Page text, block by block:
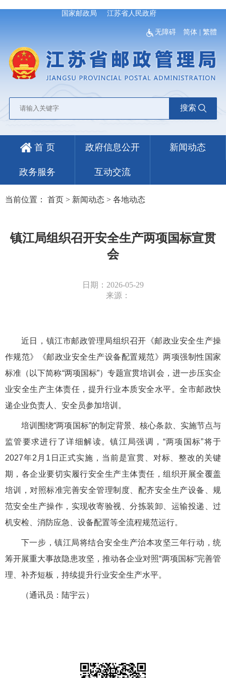
国家邮政局 江苏省人民政府
无障碍 简体 |繁體
搜索
首 页 政府信息公开 新闻动态
政务服务 互动交流
当前位置： 首页 > 新闻动态 > 各地动态
镇江局组织召开安全生产两项国标宣贯
会
日期：2026-05-29
来源：
近日，镇江市邮政管理局组织召开《邮政业安全生产操
作规范》《邮政业安全生产设备配置规范》两项强制性国家
标准（以下简称“两项国标”）专题宣贯培训会，进一步压实企
业安全生产主体责任，提升行业本质安全水平。全市邮政快
递企业负责人、安全员参加培训。
培训 围绕“两项国标”的制定背景、核心条款、实施节点与
监管要求进行了详细解读。镇江局强调， “两项国标”将于
2027年2月1日正式实施，当前是宣贯、对标、整改的关键
期，各企业要切实履行安全生产主体责任，组织开展全覆盖
培训，对照标准完善安全管理制度、配齐安全生产设备、规
范安全生产操作，实现收寄验视、分拣装卸、运输投递、过
机安检、消防应急、设备配置等全流程规范运行。
下一步，镇江局将结合安全生产治本攻坚三年行动，统
筹开展重大事故隐患攻坚，推动各企业对照“两项国标”完善管
理、补齐短板，持续提升行业安全生产水平。
（通讯员：陆宇云）